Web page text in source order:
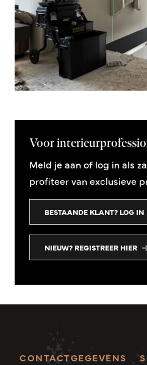
Voor
Meld je aan of log in als
profiteer van exclusieve
BESTAANDE KLANT? LOG IN
NIEUW? REGISTREER HIER
CONTACTGEGEVENS